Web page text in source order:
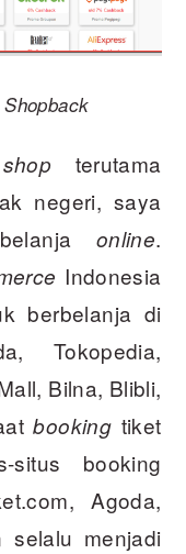
terutama
negeri, saya
online.
Indonesia
berbelanja di
Tokopedia,
Bilna, Blibli,
booking tiket
booking
Agoda,
selalu menjadi